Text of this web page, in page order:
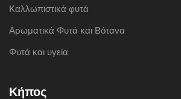
Καλλωπιστικά φυτά
Αρωματικά Φυτά και Βότανα
Φυτά και υγεία
Κήπος